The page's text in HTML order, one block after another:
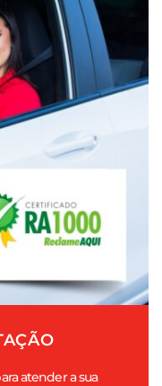
atender a sua